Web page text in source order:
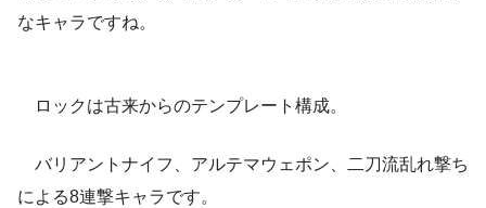
なキャラですね。
ロックは古来からのテンプレート構成。
バリアントナイフ、アルテマウェポン、二刀流乱れ撃ち
による8連撃キャラです。